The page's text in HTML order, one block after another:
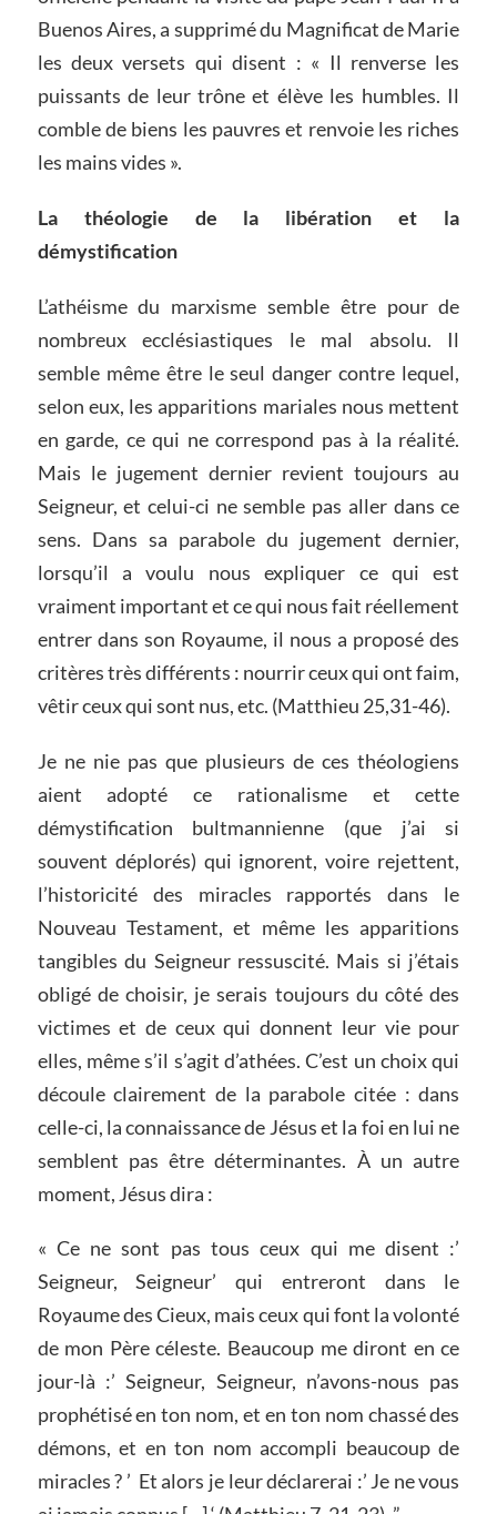
Buenos Aires, a supprimé du Magnificat de Marie
les deux versets qui disent : « Il renverse les
puissants de leur trône et élève les humbles. Il
comble de biens les pauvres et renvoie les riches
les mains vides ».
La théologie de la libération et la
démystification
L’athéisme du marxisme semble être pour de
nombreux ecclésiastiques le mal absolu. Il
semble même être le seul danger contre lequel,
selon eux, les apparitions mariales nous mettent
en garde, ce qui ne correspond pas à la réalité.
Mais le jugement dernier revient toujours au
Seigneur, et celui-ci ne semble pas aller dans ce
sens. Dans sa parabole du jugement dernier,
lorsqu’il a voulu nous expliquer ce qui est
vraiment important et ce qui nous fait réellement
entrer dans son Royaume, il nous a proposé des
critères très différents : nourrir ceux qui ont faim,
vêtir ceux qui sont nus, etc. (Matthieu 25,31-46).
Je ne nie pas que plusieurs de ces théologiens
aient adopté ce rationalisme et cette
démystification bultmannienne (que j’ai si
souvent déplorés) qui ignorent, voire rejettent,
l’historicité des miracles rapportés dans le
Nouveau Testament, et même les apparitions
tangibles du Seigneur ressuscité. Mais si j’étais
obligé de choisir, je serais toujours du côté des
victimes et de ceux qui donnent leur vie pour
elles, même s’il s’agit d’athées. C’est un choix qui
découle clairement de la parabole citée : dans
celle-ci, la connaissance de Jésus et la foi en lui ne
semblent pas être déterminantes. À un autre
moment, Jésus dira :
« Ce ne sont pas tous ceux qui me disent :’
Seigneur, Seigneur’ qui entreront dans le
Royaume des Cieux, mais ceux qui font la volonté
de mon Père céleste. Beaucoup me diront en ce
jour-là :’ Seigneur, Seigneur, n’avons-nous pas
prophétisé en ton nom, et en ton nom chassé des
démons, et en ton nom accompli beaucoup de
miracles ? ’ Et alors je leur déclarerai :’ Je ne vous